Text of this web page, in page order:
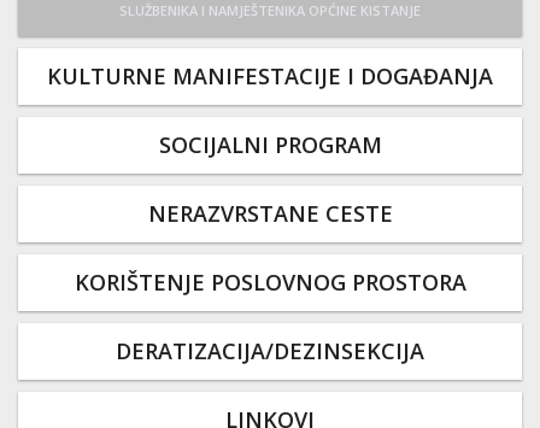
SLUŽBENIKA I NAMJEŠTENIKA OPĆINE KISTANJE
KULTURNE MANIFESTACIJE I DOGAĐANJA
SOCIJALNI PROGRAM
NERAZVRSTANE CESTE
KORIŠTENJE POSLOVNOG PROSTORA
DERATIZACIJA/DEZINSEKCIJA
LINKOVI